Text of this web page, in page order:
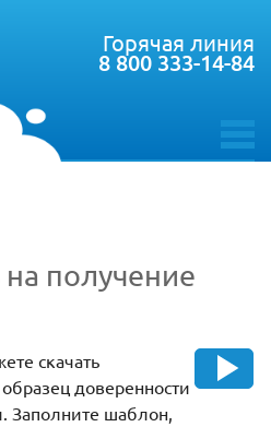
toggle
Горячая линия
8 800 333-14-84
получение
скачать
доверенности
Заполните шаблон,